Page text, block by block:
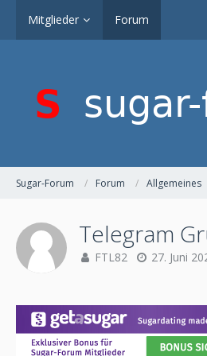
Mitglieder Forum
Sugar-Forum Forum Allgemeines
Telegram
FTL82 27. Juni